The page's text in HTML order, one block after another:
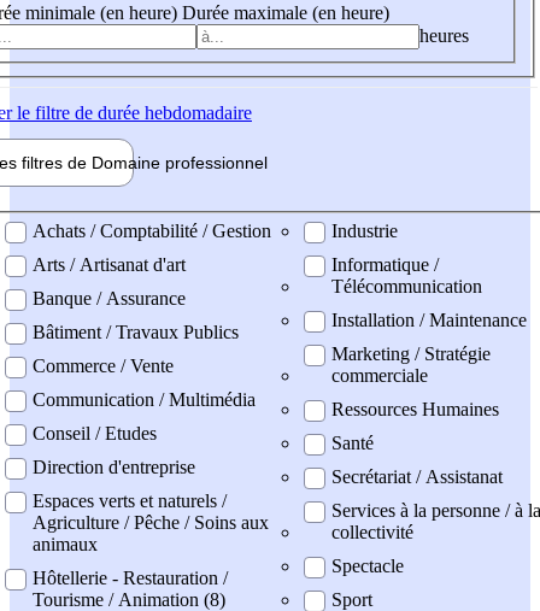
minimale (en heure) Durée maximale (en heure)
heures
le filtre de durée hebdomadaire
filtres de Domaine professionnel
professionel
Achats / Comptabilité / Gestion
Arts / Artisanat d'art
Banque / Assurance
Bâtiment / Travaux Publics
Commerce / Vente
Communication / Multimédia
Conseil / Etudes
Direction d'entreprise
Espaces verts et naturels /
Agriculture / Pêche / Soins aux
animaux
Hôtellerie - Restauration /
Tourisme / Animation (8)
Industrie
Informatique /
Télécommunication
Installation / Maintenance
Marketing / Stratégie
commerciale
Ressources Humaines
Santé
Secrétariat / Assistanat
Services à la personne / à la
collectivité
Spectacle
Sport